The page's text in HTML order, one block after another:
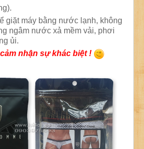
giặt máy bằng nước lạnh, không
ngâm nước xả mềm vải, phơi
ủi.
nhận sự khác biệt !